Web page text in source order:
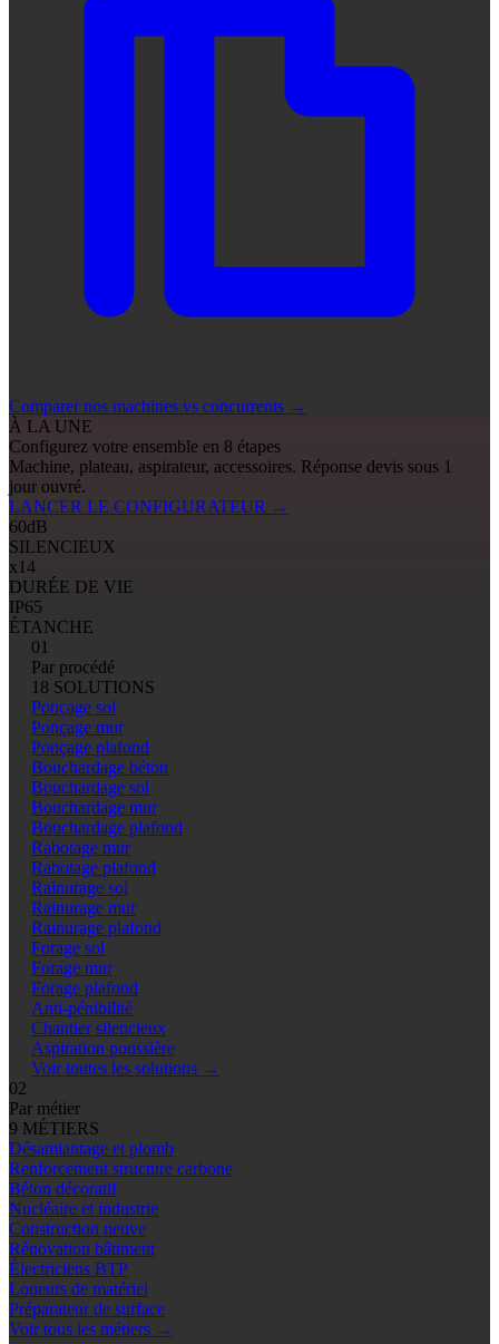
Comparer nos machines vs concurrents →
À LA UNE
Configurez votre ensemble en 8 étapes
Machine, plateau, aspirateur, accessoires. Réponse devis sous 1
jour ouvré.
LANCER LE CONFIGURATEUR →
60dB
SILENCIEUX
x14
DURÉE DE VIE
IP65
ÉTANCHE
01
Par procédé
18 SOLUTIONS
Ponçage sol
Ponçage mur
Ponçage plafond
Bouchardage béton
Bouchardage sol
Bouchardage mur
Bouchardage plafond
Rabotage mur
Rabotage plafond
Rainurage sol
Rainurage mur
Rainurage plafond
Forage sol
Forage mur
Forage plafond
Anti-pénibilité
Chantier silencieux
Aspiration poussière
Voir toutes les solutions →
02
Par métier
9 MÉTIERS
Désamiantage et plomb
Renforcement structure carbone
Béton décoratif
Nucléaire et industrie
Construction neuve
Rénovation bâtiment
Électriciens BTP
Loueurs de matériel
Préparateur de surface
Voir tous les métiers →